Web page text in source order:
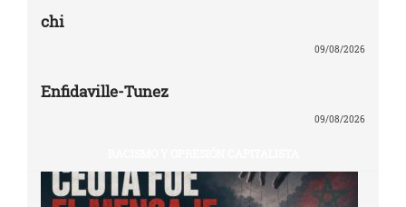
chi
09/08/2026
Enfidaville-Tunez
09/08/2026